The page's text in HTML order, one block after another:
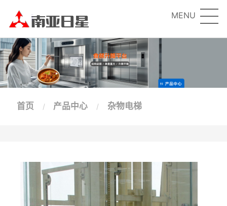
MENU
首页 产品中心 杂物电梯